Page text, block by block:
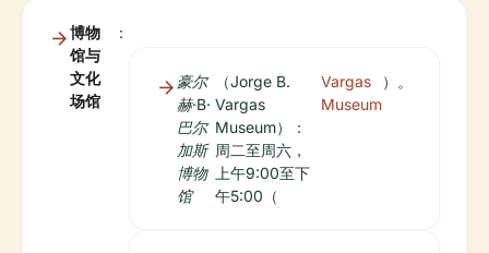
博物
馆与
文化
场馆
：
豪尔
赫·B·
巴尔
加斯
博物
馆
（Jorge B.
Vargas
Museum）：
周二至周六，
上午9:00至下
午5:00（
Vargas
Museum
）。